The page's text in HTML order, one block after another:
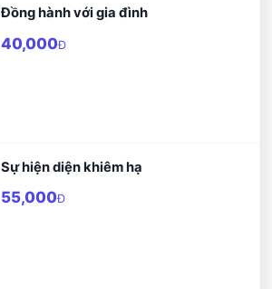
Đồng hành với gia đình
40,000Đ
Sự hiện diện khiêm hạ
55,000Đ